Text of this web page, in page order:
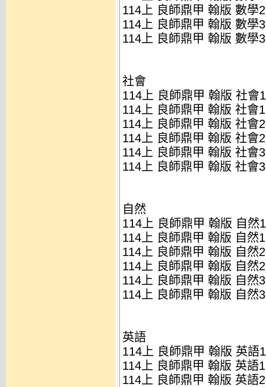
114上 良師鼎甲 翰版 數學
114上 良師鼎甲 翰版 數學
114上 良師鼎甲 翰版 數學
社會
114上 良師鼎甲 翰版 社會
114上 良師鼎甲 翰版 社會
114上 良師鼎甲 翰版 社會
114上 良師鼎甲 翰版 社會
114上 良師鼎甲 翰版 社會
114上 良師鼎甲 翰版 社會
自然
114上 良師鼎甲 翰版 自然
114上 良師鼎甲 翰版 自然
114上 良師鼎甲 翰版 自然
114上 良師鼎甲 翰版 自然
114上 良師鼎甲 翰版 自然
114上 良師鼎甲 翰版 自然
英語
114上 良師鼎甲 翰版 英語
114上 良師鼎甲 翰版 英語
114上 良師鼎甲 翰版 英語